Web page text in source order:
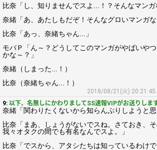
比奈「し、知りませんでスよ...！？そんなマンガ
奈緒「あ、あたしもだぞ！そんなグロいマンガな
比奈「あっ、奈緒ちゃん...」
モバＰ「ん～？どうしてこのマンガがやばいや
かな～？」
奈緒（しまった...！）
比奈（奈緒ちゃん...！）
2018/08/21(火)
9: 以下、名無しにかわりましてSS速報VIPがお送りしま
奈緒「関わりたくないから知らんぷりしようと思
比奈「まあ、しょうがないでスね。さておき、そ
我々オタクの間でも有名なんでスよ。」
比奈「でスから、アタシたちは知っているわけで